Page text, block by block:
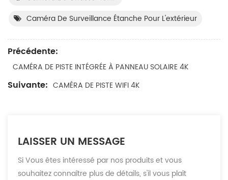
Caméra De Surveillance Étanche Pour L'extérieur
Précédente:
CAMÉRA DE PISTE INTÉGRÉE À PANNEAU SOLAIRE 4K
Suivante: CAMÉRA DE PISTE WIFI 4K
LAISSER UN MESSAGE
Si Vous êtes intéressé par nos produits et vous
souhaitez connaître plus de détails, s'il vous plaît